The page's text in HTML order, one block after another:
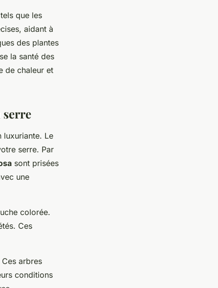
que les
aidant à
des plantes
la santé des
de chaleur et
serre
luxuriante. Le
serre. Par
sont prisées
une
colorée.
Ces
Ces arbres
conditions